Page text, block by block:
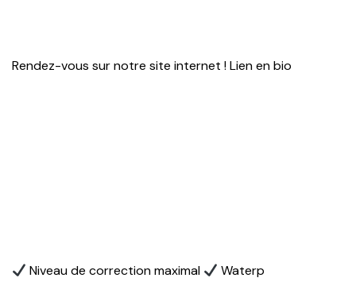
Rendez-vous sur notre site internet ! Lien en bio
Niveau de correction maximal Waterp